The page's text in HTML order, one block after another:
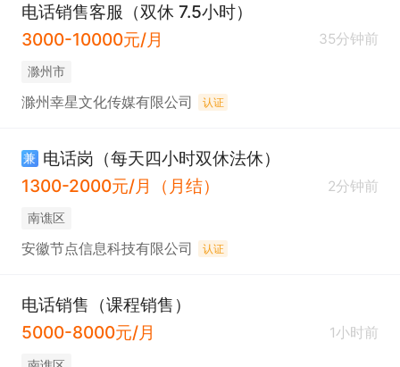
电话销售客服（双休 7.5小时）
3000-10000元/月
35分钟前
滁州市
滁州幸星文化传媒有限公司 认证
兼 电话岗（每天四小时双休法休）
1300-2000元/月（月结）
2分钟前
南谯区
安徽节点信息科技有限公司 认证
电话销售（课程销售）
5000-8000元/月
1小时前